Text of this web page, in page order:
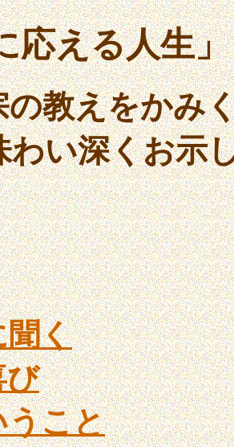
応える人生」
の教えをかみ
わい深くお示
聞く
び
うこと